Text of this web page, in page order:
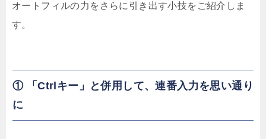
オートフィルの力をさらに引き出す小技をご紹介しま
す。
① 「Ctrlキー」と併用して、連番入力を思い通り
に